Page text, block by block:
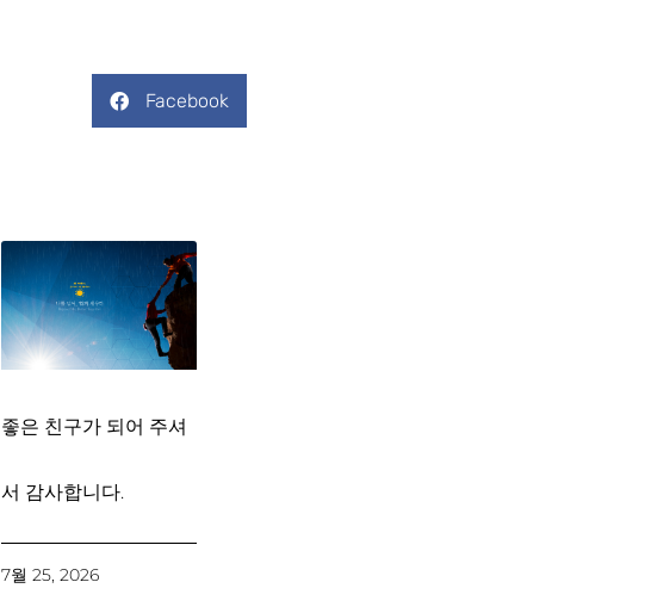
Facebook
좋은 친구가 되어 주셔
서 감사합니다.
7월 25, 2026